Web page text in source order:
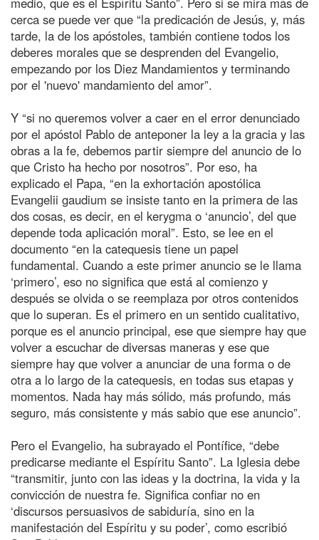
cerca se puede ver que “la predicación de Jesús, y, más
tarde, la de los apóstoles, también contiene todos los
deberes morales que se desprenden del Evangelio,
empezando por los Diez Mandamientos y terminando
por el 'nuevo' mandamiento del amor”.
Y “si no queremos volver a caer en el error denunciado
por el apóstol Pablo de anteponer la ley a la gracia y las
obras a la fe, debemos partir siempre del anuncio de lo
que Cristo ha hecho por nosotros”. Por eso, ha
explicado el Papa, “en la exhortación apostólica
Evangelii gaudium se insiste tanto en la primera de las
dos cosas, es decir, en el kerygma o ‘anuncio’, del que
depende toda aplicación moral”. Esto, se lee en el
documento “en la catequesis tiene un papel
fundamental. Cuando a este primer anuncio se le llama
‘primero’, eso no significa que está al comienzo y
después se olvida o se reemplaza por otros contenidos
que lo superan. Es el primero en un sentido cualitativo,
porque es el anuncio principal, ese que siempre hay que
volver a escuchar de diversas maneras y ese que
siempre hay que volver a anunciar de una forma o de
otra a lo largo de la catequesis, en todas sus etapas y
momentos. Nada hay más sólido, más profundo, más
seguro, más consistente y más sabio que ese anuncio”.
Pero el Evangelio, ha subrayado el Pontífice, “debe
predicarse mediante el Espíritu Santo”. La Iglesia debe
“transmitir, junto con las ideas y la doctrina, la vida y la
convicción de nuestra fe. Significa confiar no en
‘discursos persuasivos de sabiduría, sino en la
manifestación del Espíritu y su poder’, como escribió